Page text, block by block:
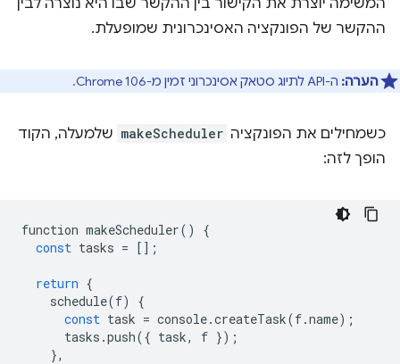
ההקשר של הפונקציה האסינכרונית שמופעלת.
הערה: ה-API לתיוג סטאק אסינכרוני זמין מ-Chrome 106.
כשמחילים את הפונקציה makeScheduler שלמעלה, הקוד
הופך לזה:
function makeScheduler()
{
const tasks = [];
return {
schedule(f)
{
const task = console.createTask(f.name);
tasks .push({ task, f });
},